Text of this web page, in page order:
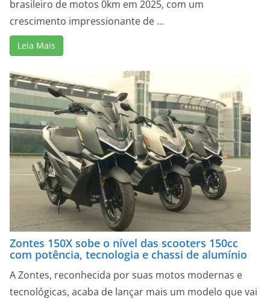
brasileiro de motos 0km em 2025, com um
crescimento impressionante de ...
Leia Mais
Zontes 150X sobe o nível das scooters 150cc
com potência, tecnologia e chassi de alumínio
A Zontes, reconhecida por suas motos modernas e
tecnológicas, acaba de lançar mais um modelo que vai